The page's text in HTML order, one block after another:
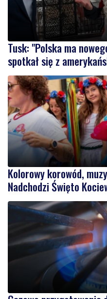
Tusk: "Polska ma
spotkał się z
Kolorowy korowód,
Nadchodzi Święto